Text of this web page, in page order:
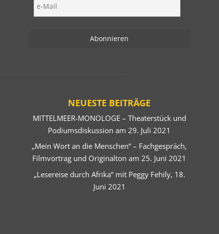
NEUESTE BEITRÄGE
MITTELMEER-MONOLOGE – Theaterstück und
Podiumsdiskussion am 29. Juli 2021
„Mein Wort an die Menschen“ – Fachgespräch,
Filmvortrag und Originalton am 25. Juni 2021
„Lesereise durch Afrika“ mit Peggy Fehily, 18.
Juni 2021